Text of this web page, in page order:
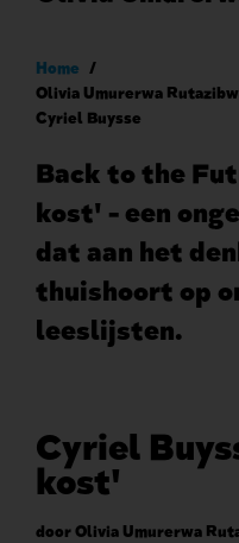
Kruimelpad
Home
Olivia Umurerwa
Cyriel Buysse
Back to the
kost' - een
dat aan het
thuishoort op
leeslijsten.
Cyriel
kost'
door Olivia Umurerwa